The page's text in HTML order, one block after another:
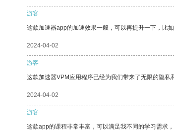
游客
这款加速器app的加速效果一般，可以再提升一下，比
2024-04-02
游客
这款加速器VPM应用程序已经为我们带来了无限的隐私
2024-04-02
游客
这款app的课程非常丰富，可以满足我不同的学习需求